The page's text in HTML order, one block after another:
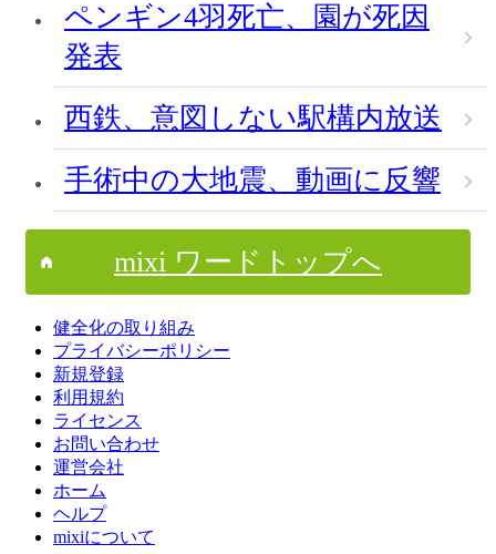
ペンギン4羽死亡、園が死因
発表
西鉄、意図しない駅構内放送
手術中の大地震、動画に反響
mixi ワードトップへ
健全化の取り組み
プライバシーポリシー
新規登録
利用規約
ライセンス
お問い合わせ
運営会社
ホーム
ヘルプ
mixiについて